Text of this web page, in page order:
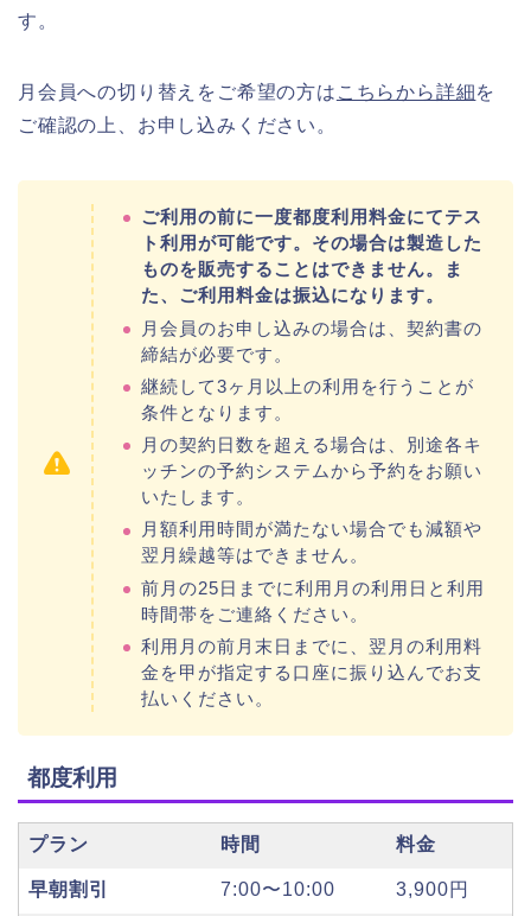
す。
月会員への切り替えをご希望の方は こちらから詳細を
ご確認の上、お申し込みください。
ご利用の前に一度都度利用料金にてテス
ト利用が可能です。その場合は製造した
ものを販売することはできません。ま
た、ご利用料金は振込になります。
月会員のお申し込みの場合は、契約書の
締結が必要です。
継続して3ヶ月以上の利用を行うことが
条件となります。
月の契約日数を超える場合は、別途各キ
ッチンの予約システムから予約をお願い
いたします。
月額利用時間が満たない場合でも減額や
翌月繰越等はできません。
前月の25日までに利用月の利用日と利用
時間帯をご連絡ください。
利用月の前月末日までに、翌月の利用料
金を甲が指定する口座に振り込んでお支
払いください。
都度利用
プラン 時間 料金
早朝割引 7:00〜10:00 3,900円